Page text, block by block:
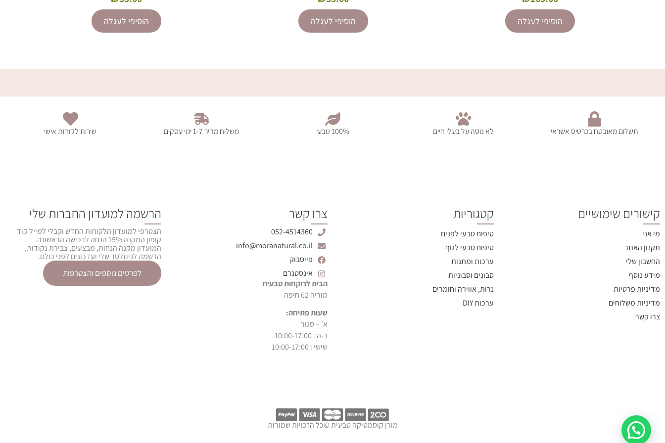
הוסיפי לעגלה הוסיפי לעגלה הוסיפי לעגלה
תשלום מאובטח בכרטיס אשראי לא נוסה על בעלי חיים 100% טבעי משלוח מהיר 1-7 ימי עסקים שירות לקוחות אישי
קישורים שימושיים
מי אני
תקנון האתר
החשבון שלי
מידע נוסף
מדיניות פרטיות
מדיניות משלוחים
צרו קשר
קטגוריות
טיפוח טבעי לפנים
טיפוח טבעי לגוף
ערכות ומתנות
סבונים וסבוניות
נרות, אווירה וחומרים
ערכות DIY
צרו קשר
052-4514360
info@moranatural.co.il
פייסבוק
אינסטגרם
הבית לרוקחות טבעית
מוריה 62 חיפה
שעות פתיחה:
א' – סגור
ב-ה : 10:00-17:00
שישי : 10:00-17:00
הרשמה למועדון החברות שלי
הצטרפי למועדון הלקוחות החדש וקבלי למייל קוד
קופון המקנה 15% הנחה לרכישה הראשונה.
המועדון מקנה הנחות, מבצעים, צבירת נקודות,
הרשמה לניוזלטר שלי ועדכונים לפני כולם.
לפרטים נוספים והצטרפות
מורן קוסמטיקה טבעית ©כל הזכויות שמורות